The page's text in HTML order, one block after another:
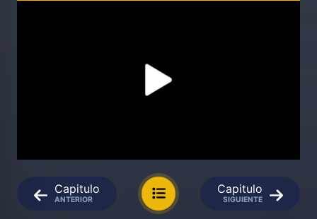
Capitulo
ANTERIOR
Capitulo
SIGUIENTE